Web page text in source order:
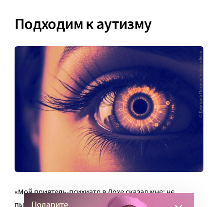
Подходим к аутизму
«Мой приятель-психиатр в Дохе сказал мне: не
пытайся применить свой метод к психическим